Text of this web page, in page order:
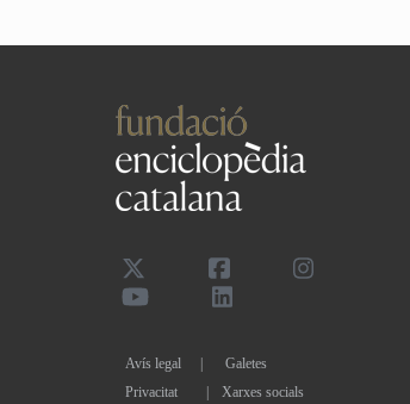
Avís legal
Galetes
Privacitat
| Xarxes socials